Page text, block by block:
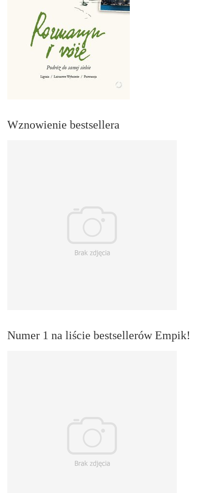
Wznowienie bestsellera
Numer 1 na liście bestsellerów Empik!